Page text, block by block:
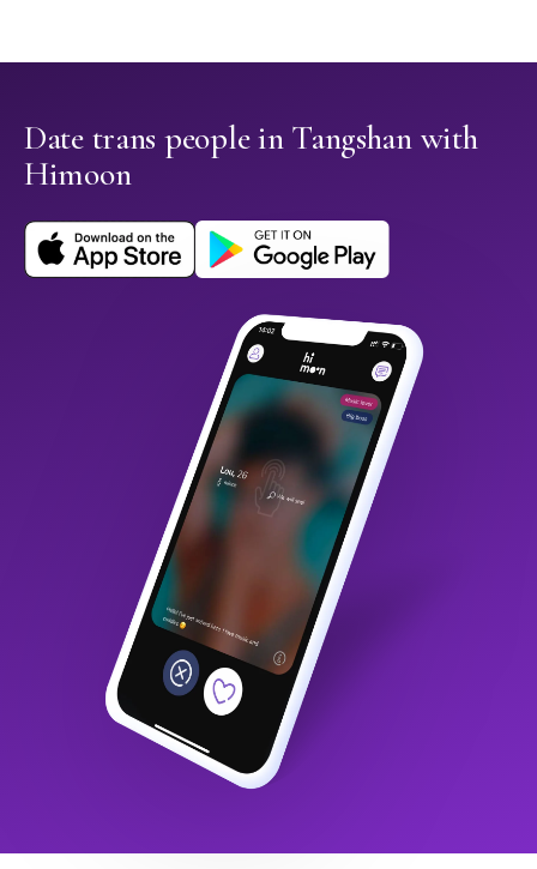
Date trans people in Tangshan with
Himoon